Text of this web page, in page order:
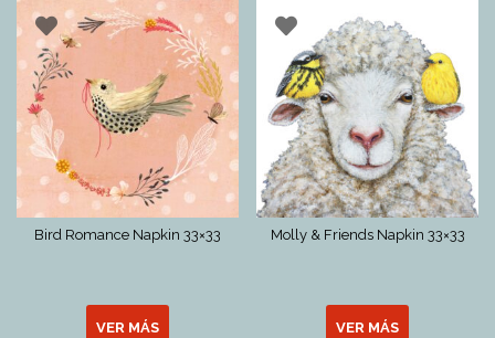
Bird Romance Napkin 33×33
VER MÁS
Molly & Friends Napkin 33×33
VER MÁS